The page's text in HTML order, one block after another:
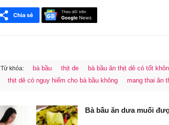
FaceBook
Từ khóa: bà bầu thịt de bà bầu ăn thịt dê có tốt
thịt dê có nguy hiểm cho bà bầu không
mang thai ăn
Bà bầu ăn dưa muối